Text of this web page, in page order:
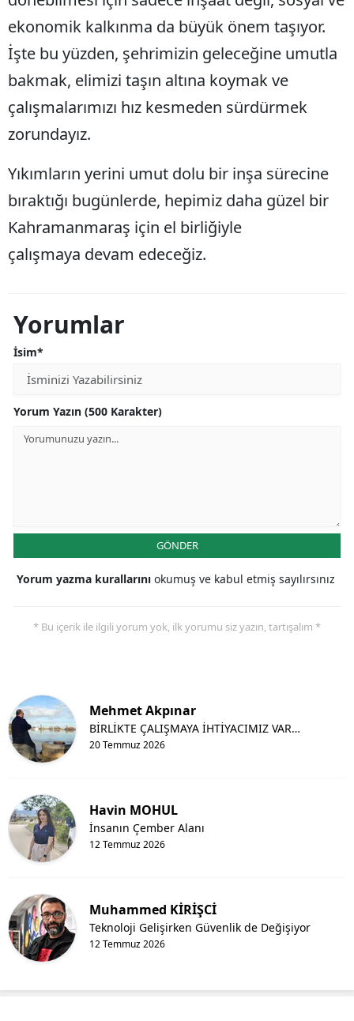
ekonomik kalkınma da büyük önem taşıyor.
İşte bu yüzden, şehrimizin geleceğine umutla
bakmak, elimizi taşın altına koymak ve
çalışmalarımızı hız kesmeden sürdürmek
zorundayız.
Yıkımların yerini umut dolu bir inşa sürecine
bıraktığı bugünlerde, hepimiz daha güzel bir
Kahramanmaraş için el birliğiyle
çalışmaya devam edeceğiz.
Yorumlar
İsim*
Yorum Yazın (500 Karakter)
GÖNDER
Yorum yazma kurallarını okumuş ve kabul etmiş sayılırsınız
* Bu içerik ile ilgili yorum yok, ilk yorumu siz yazın, tartışalım *
Mehmet Akpınar
20 Temmuz 2026
BİRLİKTE ÇALIŞMAYA İHTİYACIMIZ VAR…
Havin MOHUL
12 Temmuz 2026
İnsanın Çember Alanı
Muhammed KİRİŞCİ
12 Temmuz 2026
Teknoloji Gelişirken Güvenlik de Değişiyor